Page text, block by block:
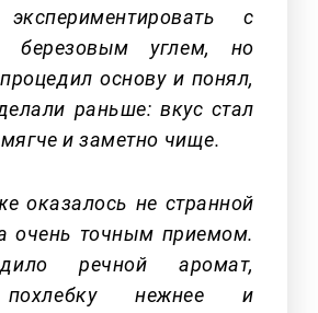
с
березовым углем, но
основу и понял,
раньше: вкус стал
и заметно чище.
оказалось не странной
очень точным приемом.
речной аромат,
нежнее и